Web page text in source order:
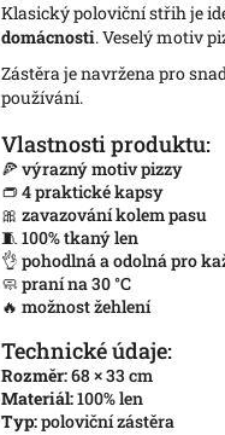
Klasický poloviční střih je
domácnosti. Veselý motiv
Zástěra je navržena pro
používání.
Vlastnosti produktu:
🍕 výrazný motiv pizzy
👝 4 praktické kapsy
🎀 zavazování kolem pasu
🧵 100% tkaný len
👌 pohodlná a odolná pro
🧼 praní na 30 °C
🔥 možnost žehlení
Technické údaje:
Rozměr:68 × 33 cm
Materiál:100% len
Typ:poloviční zástěra